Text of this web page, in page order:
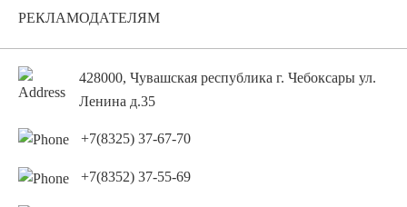
РЕКЛАМОДАТЕЛЯМ
428000, Чувашская республика г. Чебоксары ул.
Ленина д.35
+7(8325) 37-67-70
+7(8352) 37-55-69